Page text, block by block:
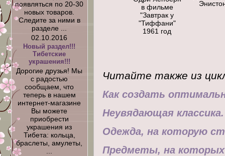
в фильме
"Завтрак у
"Тиффани"
1961 год
Читайте также из
Как создать
Неувядающая классика.
Одежда, на которую
Предметы, на
появляться по 20-30
новых товаров.
Следите за ними в
разделе ...
02.10.2016
Новый раздел!!!
Тибетские
украшения!!!
Дорогие друзья! Мы
с радостью
сообщаем, что
теперь в нашем
интернет-магазине
Вы можете
приобрести
украшения из
Тибета: кольца,
браслеты, амулеты,